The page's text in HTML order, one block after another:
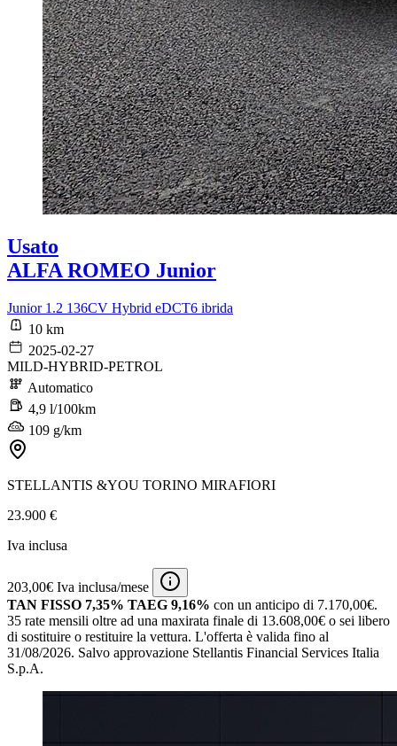
Usato
ALFA ROMEO Junior
Junior 1.2 136CV Hybrid eDCT6 ibrida
10 km
2025-02-27
MILD-HYBRID-PETROL
Automatico
4,9 l/100km
109 g/km
STELLANTIS &YOU TORINO MIRAFIORI
23.900 €
Iva inclusa
203,00€ Iva inclusa/mese
TAN FISSO 7,35% TAEG 9,16% con un anticipo di 7.170,00€.
35 rate mensili oltre ad una maxirata finale di 13.608,00€ o sei libero
di sostituire o restituire la vettura. L'offerta è valida fino al
31/08/2026. Salvo approvazione Stellantis Financial Services Italia
S.p.A.